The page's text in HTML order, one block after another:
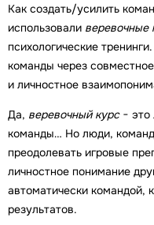
Как создать/усилить
использовали веревочные
психологические
команды через
и личностное
Да, веревочный курс− это
команды… Но люди,
преодолевать игровые
личностное понимание
автоматически командой,
результатов.